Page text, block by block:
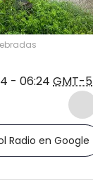
- 06:24 GMT-5
Radio en Google